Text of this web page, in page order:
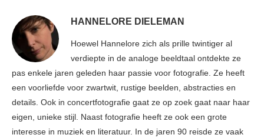
HANNELORE DIELEMAN
Hoewel Hannelore zich als prille twintiger al
verdiepte in de analoge beeldtaal ontdekte ze
pas enkele jaren geleden haar passie voor fotografie. Ze heeft
een voorliefde voor zwartwit, rustige beelden, abstracties en
details. Ook in concertfotografie gaat ze op zoek gaat naar haar
eigen, unieke stijl. Naast fotografie heeft ze ook een grote
interesse in muziek en literatuur. In de jaren 90 reisde ze vaak